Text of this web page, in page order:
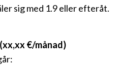
sig med 1.9 eller efteråt.
€/månad)